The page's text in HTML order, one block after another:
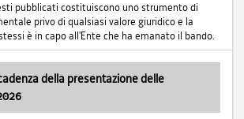
pubblicati costituiscono uno strumento di
privo di qualsiasi valore giuridico e la
è in capo all'Ente che ha emanato il bando.
della presentazione delle